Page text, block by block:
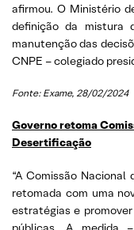
afirmou. O Ministério
definição da mistura
manutenção das
CNPE – colegiado
Fonte: Exame, 28/02/2024
Governo retoma
Desertificação
“A Comissão
retomada com uma
estratégias e